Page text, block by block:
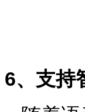
6、支持